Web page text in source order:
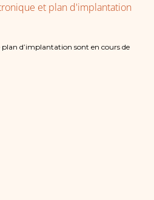
et plan d'implantation
plan d’implantation sont en cours de